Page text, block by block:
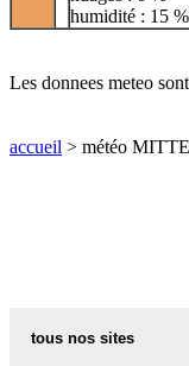
humidité : 15 %
Les donnees meteo
accueil > météo
tous nos sites